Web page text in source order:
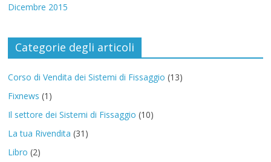
Dicembre 2015
Categorie degli articoli
Corso di Vendita dei Sistemi di Fissaggio (13)
Fixnews (1)
Il settore dei Sistemi di Fissaggio (10)
La tua Rivendita (31)
Libro (2)